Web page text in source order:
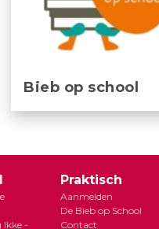
Bieb op school
Ikke -
Praktisch
Aanmelden
De Bieb op School
Contact